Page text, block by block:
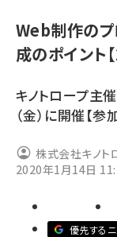
ai (2804)
note
z世代
Web制作のプ
成のポイント
キノトロープ主
（金）に開催【参
株式会社キノト
2020年1月14日
優先する